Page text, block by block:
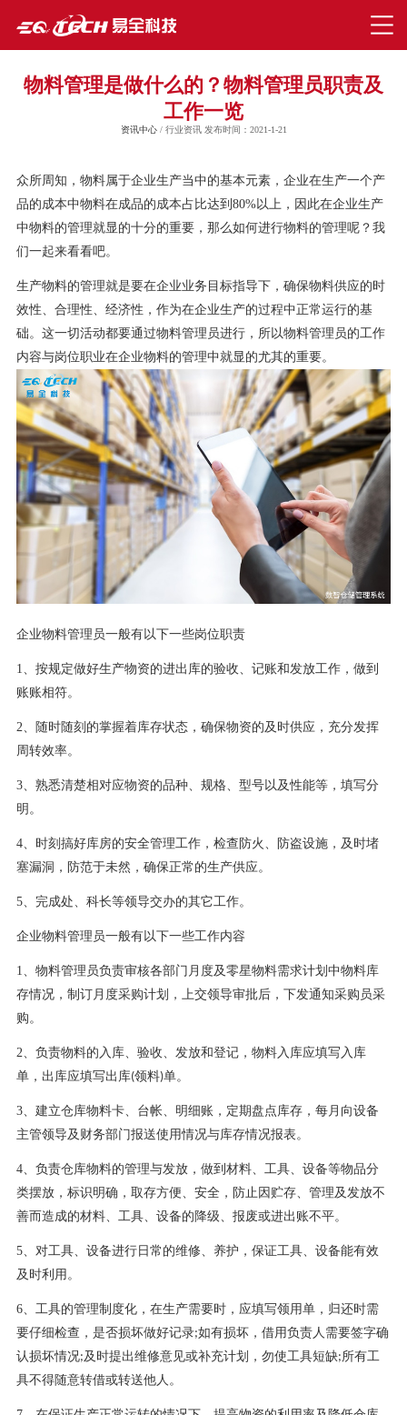
物料管理是做什么的？物料管理员职责及
工作一览
资讯中心/ 行业资讯 发布时间：2021-1-21
众所周知，物料属于企业生产当中的基本元素，企业在生产一个产
品的成本中物料在成品的成本占比达到80%以上，因此在企业生产
中物料的管理就显的十分的重要，那么如何进行物料的管理呢？我
们一起来看看吧。
生产物料的管理就是要在企业业务目标指导下，确保物料供应的时
效性、合理性、经济性，作为在企业生产的过程中正常运行的基
础。这一切活动都要通过物料管理员进行，所以物料管理员的工作
内容与岗位职业在企业物料的管理中就显的尤其的重要。
企业物料管理员一般有以下一些岗位职责
1、按规定做好生产物资的进出库的验收、记账和发放工作，做到
账账相符。
2、随时随刻的掌握着库存状态，确保物资的及时供应，充分发挥
周转效率。
3、熟悉清楚相对应物资的品种、规格、型号以及性能等，填写分
明。
4、时刻搞好库房的安全管理工作，检查防火、防盗设施，及时堵
塞漏洞，防范于未然，确保正常的生产供应。
5、完成处、科长等领导交办的其它工作。
企业物料管理员一般有以下一些工作内容
1、物料管理员负责审核各部门月度及零星物料需求计划中物料库
存情况，制订月度采购计划，上交领导审批后，下发通知采购员采
购。
2、负责物料的入库、验收、发放和登记，物料入库应填写入库
单，出库应填写出库(领料)单。
3、建立仓库物料卡、台帐、明细账，定期盘点库存，每月向设备
主管领导及财务部门报送使用情况与库存情况报表。
4、负责仓库物料的管理与发放，做到材料、工具、设备等物品分
类摆放，标识明确，取存方便、安全，防止因贮存、管理及发放不
善而造成的材料、工具、设备的降级、报废或进出账不平。
5、对工具、设备进行日常的维修、养护，保证工具、设备能有效
及时利用。
6、工具的管理制度化，在生产需要时，应填写领用单，归还时需
要仔细检查，是否损坏做好记录;如有损坏，借用负责人需要签字确
认损坏情况;及时提出维修意见或补充计划，勿使工具短缺;所有工
具不得随意转借或转送他人。